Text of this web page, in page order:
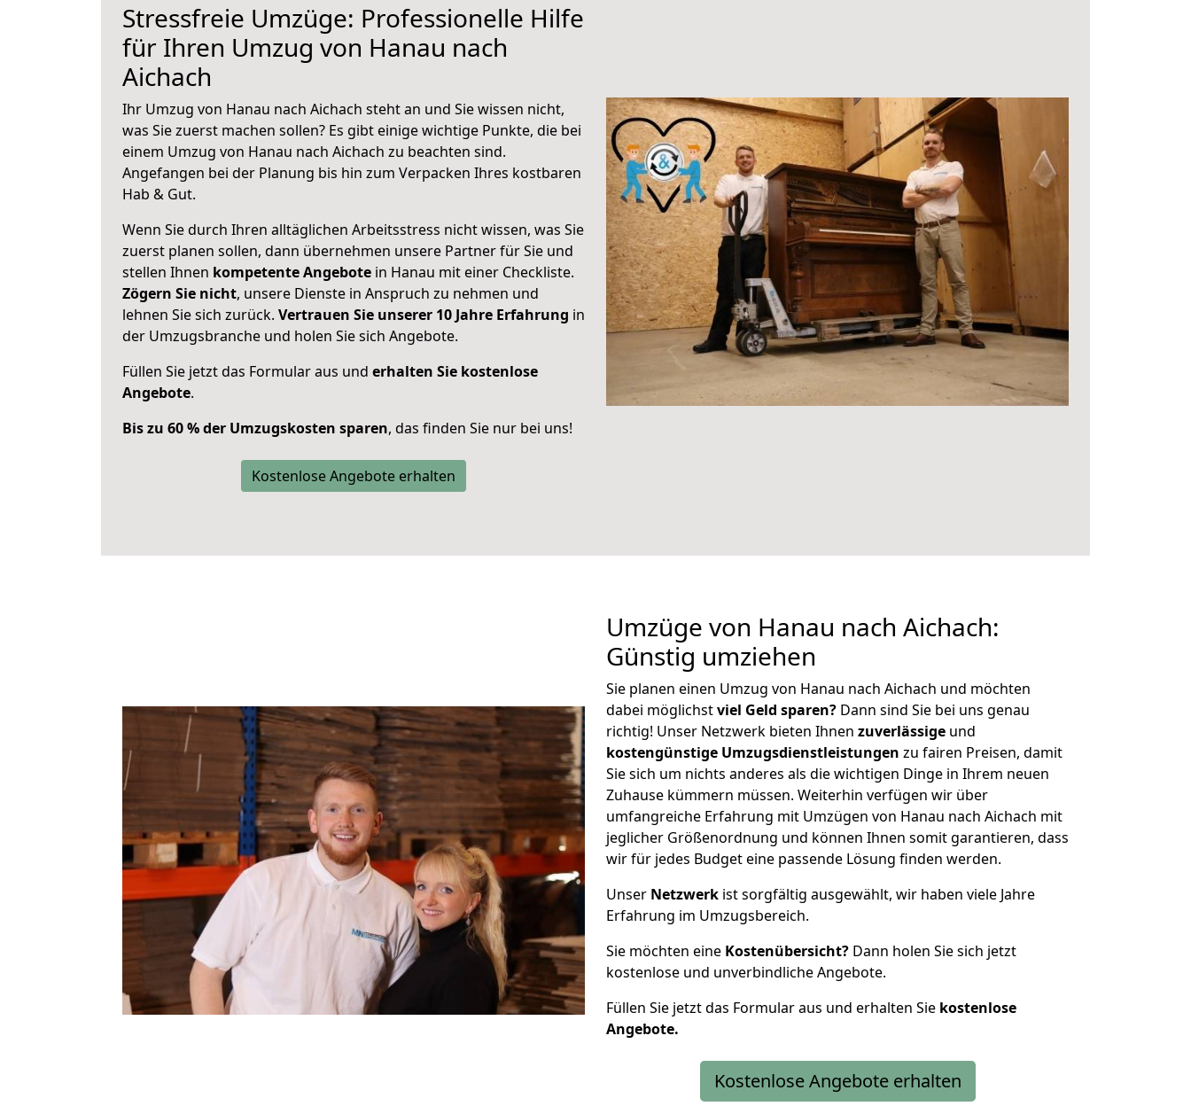
Stressfreie Umzüge: Professionelle Hilfe
für Ihren Umzug von Hanau nach
Aichach
Ihr Umzug von Hanau nach Aichach steht an und Sie wissen nicht,
was Sie zuerst machen sollen? Es gibt einige wichtige Punkte, die bei
einem Umzug von Hanau nach Aichach zu beachten sind.
Angefangen bei der Planung bis hin zum Verpacken Ihres kostbaren
Hab & Gut.
Wenn Sie durch Ihren alltäglichen Arbeitsstress nicht wissen, was Sie
zuerst planen sollen, dann übernehmen unsere Partner für Sie und
stellen Ihnen kompetente Angebote in Hanau mit einer Checkliste.
Zögern Sie nicht, unsere Dienste in Anspruch zu nehmen und
lehnen Sie sich zurück. Vertrauen Sie unserer 10 Jahre Erfahrung in
der Umzugsbranche und holen Sie sich Angebote.
Füllen Sie jetzt das Formular aus und erhalten Sie kostenlose
Angebote.
Bis zu 60 % der Umzugskosten sparen, das finden Sie nur bei uns!
Kostenlose Angebote erhalten
Umzüge von Hanau nach Aichach:
Günstig umziehen
Sie planen einen Umzug von Hanau nach Aichach und möchten
dabei möglichstviel Geld sparen? Dann sind Sie bei uns genau
richtig! Unser Netzwerk bieten Ihnen zuverlässige und
kostengünstige Umzugsdienstleistungen zu fairen Preisen, damit
Sie sich um nichts anderes als die wichtigen Dinge in Ihrem neuen
Zuhause kümmern müssen. Weiterhin verfügen wir über
umfangreiche Erfahrung mit Umzügen von Hanau nach Aichach mit
jeglicher Größenordnung und können Ihnen somit garantieren, dass
wir für jedes Budget eine passende Lösung finden werden.
Unser Netzwerk ist sorgfältig ausgewählt, wir haben viele Jahre
Erfahrung im Umzugsbereich.
Sie möchten eine Kostenübersicht? Dann holen Sie sich jetzt
kostenlose und unverbindliche Angebote.
Füllen Sie jetzt das Formular aus und erhalten Sie kostenlose
Angebote.
Kostenlose Angebote erhalten